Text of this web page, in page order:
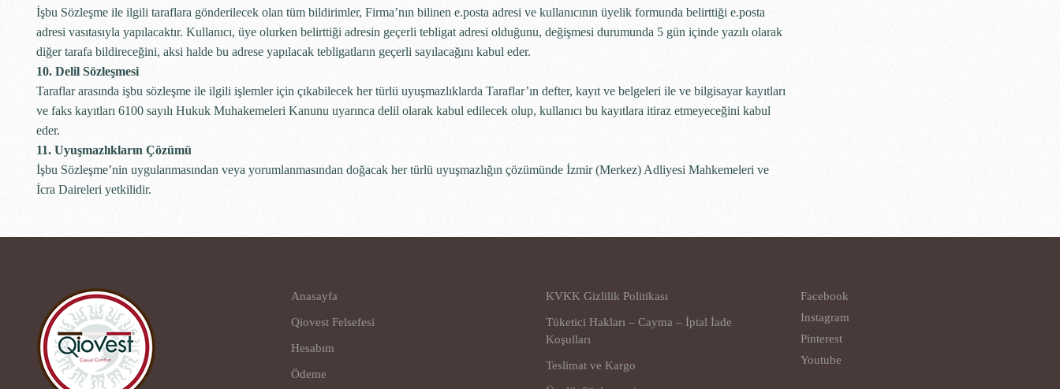
İşbu Sözleşme ile ilgili taraflara gönderilecek olan tüm bildirimler, Firma’nın bilinen e.posta adresi ve kullanıcının üyelik formunda belirttiği e.posta
adresi vasıtasıyla yapılacaktır. Kullanıcı, üye olurken belirttiği adresin geçerli tebligat adresi olduğunu, değişmesi durumunda 5 gün içinde yazılı olarak
diğer tarafa bildireceğini, aksi halde bu adrese yapılacak tebligatların geçerli sayılacağını kabul eder.
10. Delil Sözleşmesi
Taraflar arasında işbu sözleşme ile ilgili işlemler için çıkabilecek her türlü uyuşmazlıklarda Taraflar’ın defter, kayıt ve belgeleri ile ve bilgisayar kayıtları
ve faks kayıtları 6100 sayılı Hukuk Muhakemeleri Kanunu uyarınca delil olarak kabul edilecek olup, kullanıcı bu kayıtlara itiraz etmeyeceğini kabul
eder.
11. Uyuşmazlıkların Çözümü
İşbu Sözleşme’nin uygulanmasından veya yorumlanmasından doğacak her türlü uyuşmazlığın çözümünde İzmir (Merkez) Adliyesi Mahkemeleri ve
İcra Daireleri yetkilidir.
Anasayfa
Qiovest Felsefesi
Hesabım
Ödeme
KVKK Gizlilik Politikası
Tüketici Hakları – Cayma – İptal İade
Koşulları
Teslimat ve Kargo
Facebook
Instagram
Pinterest
Youtube